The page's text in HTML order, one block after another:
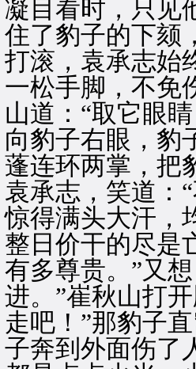
凝目看时，只见
住了豹子的下颏
打滚，袁承志始
一松手脚，不免
山道：“取它眼
向豹子右眼，豹
蓬连环两掌，把
袁承志，笑道：
惊得满头大汗，
整日价干的尽是
有多尊贵。”又
进。”崔秋山打
走吧！”那豹子
子奔到外面伤了